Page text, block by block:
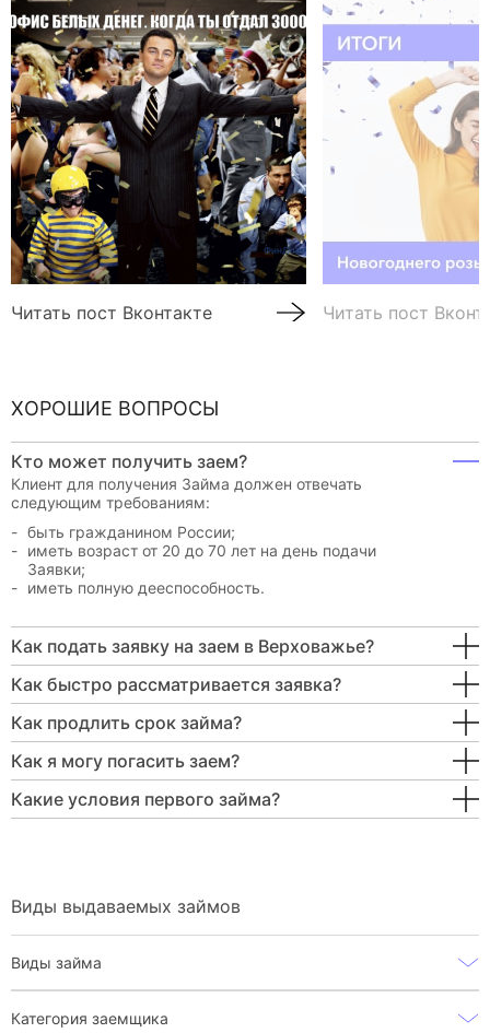
Читать пост Вконтакте Читать пост
ХОРОШИЕ ВОПРОСЫ
Кто может получить заем?
Клиент для получения Займа должен отвечать
следующим требованиям:
быть гражданином России;
иметь возраст от 20 до 70 лет на день подачи
Заявки;
иметь полную дееспособность.
Как подать заявку на заем в Верховажье?
Как быстро рассматривается заявка?
Как продлить срок займа?
Как я могу погасить заем?
Какие условия первого займа?
Виды выдаваемых займов
Виды займа
Категория заемщика